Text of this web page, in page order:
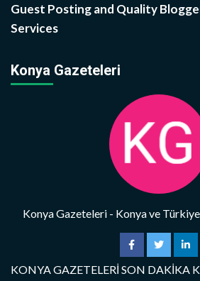
Guest Posting and Quality
Services
Konya Gazeteleri
Konya Gazeteleri - Konya ve
KONYA GAZETELERİ SON DAKİKA